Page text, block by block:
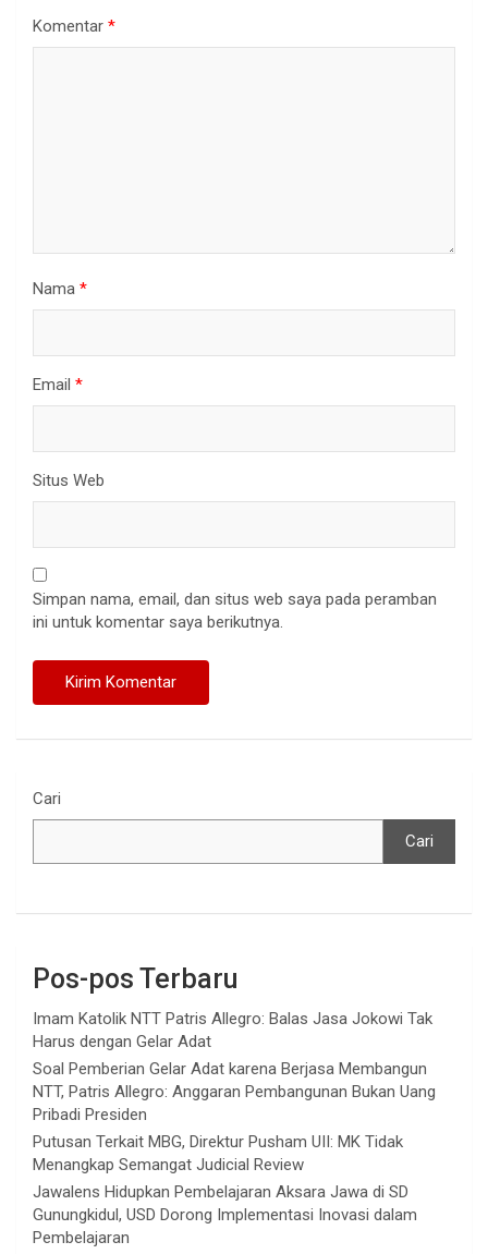
Komentar *
Nama *
Email *
Situs Web
Simpan nama, email, dan situs web saya pada peramban
ini untuk komentar saya berikutnya.
Cari
Cari
Pos-pos Terbaru
Imam Katolik NTT Patris Allegro: Balas Jasa Jokowi Tak
Harus dengan Gelar Adat
Soal Pemberian Gelar Adat karena Berjasa Membangun
NTT, Patris Allegro: Anggaran Pembangunan Bukan Uang
Pribadi Presiden
Putusan Terkait MBG, Direktur Pusham UII: MK Tidak
Menangkap Semangat Judicial Review
Jawalens Hidupkan Pembelajaran Aksara Jawa di SD
Gunungkidul, USD Dorong Implementasi Inovasi dalam
Pembelajaran